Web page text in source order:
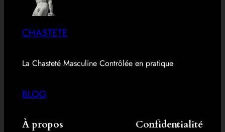
CHASTETE
La Chasteté Masculine Contrôlée en pratique
BLOG
À propos Confidentialité